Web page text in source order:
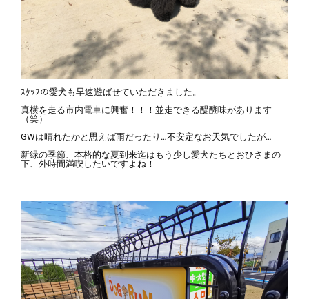
ｽﾀｯﾌの愛犬も早速遊ばせていただきました。
真横を走る市内電車に興奮！！！並走できる醍醐味があります
（笑）
GWは晴れたかと思えば雨だったり…不安定なお天気でしたが…
新緑の季節、本格的な夏到来迄はもう少し愛犬たちとおひさまの
下、外時間満喫したいですよね！